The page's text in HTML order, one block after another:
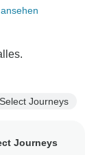
Journeys
Journeys